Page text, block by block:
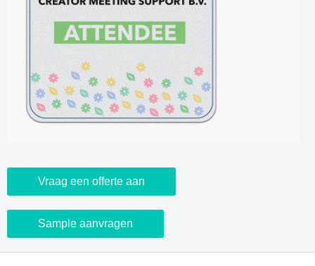
Previous
Vraag een offerte aan
Sample aanvragen